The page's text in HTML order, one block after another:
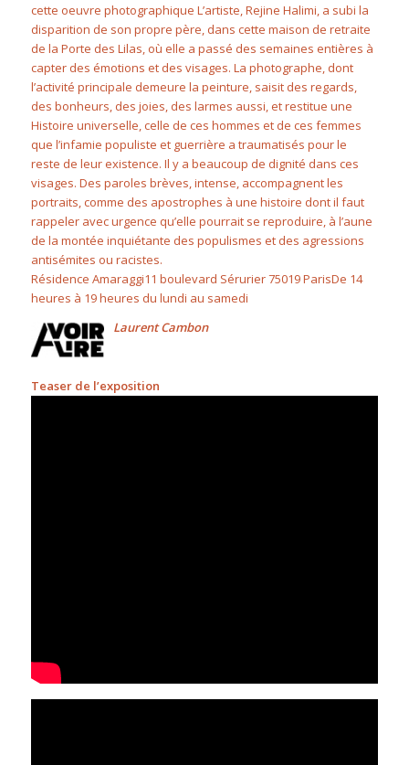
cette oeuvre photographique L’artiste, Rejine Halimi, a subi la
disparition de son propre père, dans cette maison de retraite
de la Porte des Lilas, où elle a passé des semaines entières à
capter des émotions et des visages. La photographe, dont
l’activité principale demeure la peinture, saisit des regards,
des bonheurs, des joies, des larmes aussi, et restitue une
Histoire universelle, celle de ces hommes et de ces femmes
que l’infamie populiste et guerrière a traumatisés pour le
reste de leur existence. Il y a beaucoup de dignité dans ces
visages. Des paroles brèves, intense, accompagnent les
portraits, comme des apostrophes à une histoire dont il faut
rappeler avec urgence qu’elle pourrait se reproduire, à l’aune
de la montée inquiétante des populismes et des agressions
antisémites ou racistes.
Résidence Amaraggi11 boulevard Sérurier 75019 ParisDe 14
heures à 19 heures du lundi au samedi
Laurent Cambon
Teaser de l’exposition